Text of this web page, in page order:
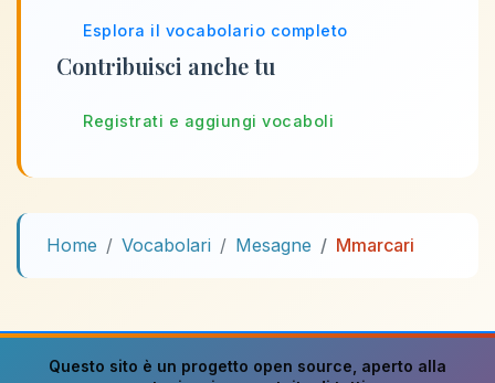
Esplora il vocabolario completo
Contribuisci anche tu
Registrati e aggiungi vocaboli
Home Vocabolari Mesagne Mmarcari
Questo sito è un progetto open source , aperto alla